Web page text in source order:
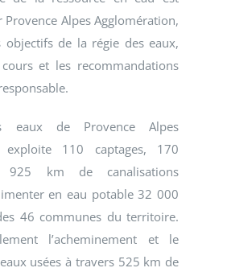
Provence Alpes Agglomération,
objectifs de la régie des eaux,
et les recommandations
eaux de Provence Alpes
exploite 110 captages, 170
925 km de canalisations
en eau potable 32 000
46 communes du territoire.
l’acheminement et le
usées à travers 525 km de